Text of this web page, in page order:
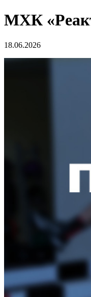
МХК
18.06.2026